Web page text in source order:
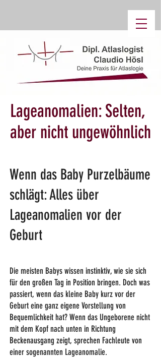
Lageanomalien: Selten,
aber nicht ungewöhnlich
Wenn das Baby Purzelbäume
schlägt: Alles über
Lageanomalien vor der
Geburt
Die meisten Babys wissen instinktiv, wie sie sich
für den großen Tag in Position bringen. Doch was
passiert, wenn das kleine Baby kurz vor der
Geburt eine ganz eigene Vorstellung von
Bequemlichkeit hat? Wenn das Ungeborene nicht
mit dem Kopf nach unten in Richtung
Beckenausgang zeigt, sprechen Fachleute von
einer sogenannten Lageanomalie.